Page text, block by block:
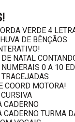
VERDE 4
DE BÊNÇÃOS
NATAL
0 A 10
COORD MOTORA!
CADERNO
CADERNO TURMA